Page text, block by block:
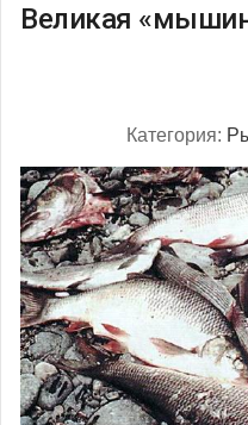
Великая
Категория: